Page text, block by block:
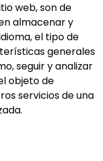
web, son de
almacenar y
el tipo de
generales
seguir y analizar
objeto de
servicios de una